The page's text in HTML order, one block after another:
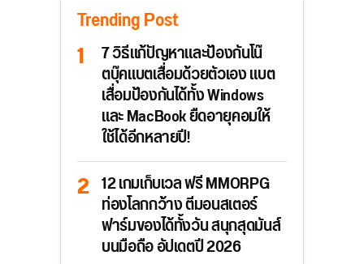
Trending Post
7 วิธีแก้ปัญหาและป้องกันโน๊
ตบุ๊คแบตเสื่อมด้วยตัวเอง แบต
เสื่อมป้องกันได้ทั้ง Windows
และ MacBook ยืดอายุคอมให้
ใช้ได้อีกหลายปี!
12 เกมเก็บเวล ฟรี MMORPG
ท่องโลกกว้าง ตีมอนสเตอร์
ฟาร์มของได้ทั้งวัน สนุกสุดมันส์
บนมือถือ อัปเดตปี 2026